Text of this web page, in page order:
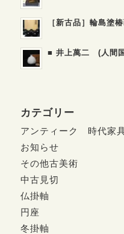
［新古品］輪島塗
■ 井上萬二 (人間
カテゴリー
アンティーク 時代家
お知らせ
その他古美術
中古見切
仏掛軸
円座
冬掛軸